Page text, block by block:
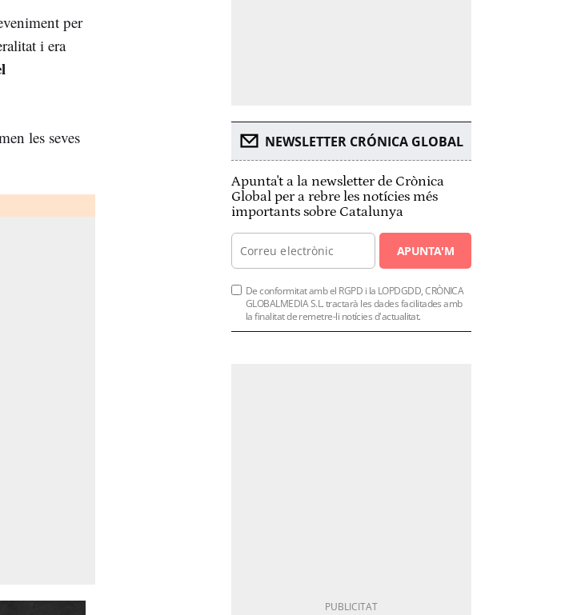
per
i era
les seves
NEWSLETTER CRÓNICA GLOBAL
Apunta't a la newsletter de Crònica
Global per a rebre les notícies més
importants sobre Catalunya
APUNTA'M
De conformitat amb el RGPD i la LOPDGDD, CRÒNICA
GLOBALMEDIA S.L. tractarà les dades facilitades amb
la finalitat de remetre-li notícies d'actualitat.